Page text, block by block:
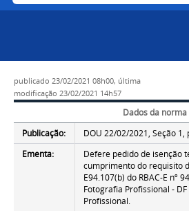
publicado 23/02/2021 08h00, última
modificação 23/02/2021 14h57
Dados da norma
Publicação:
DOU 22/02/2021, Seção 1,
Ementa:
Defere pedido de isenção
cumprimento do requisito
E94.107(b) do RBAC-E nº
Fotografia Profissional -
Profissional.